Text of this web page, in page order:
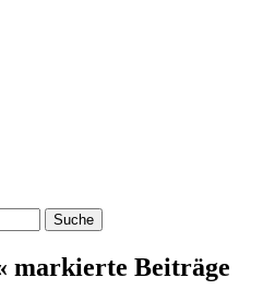
markierte Beiträge